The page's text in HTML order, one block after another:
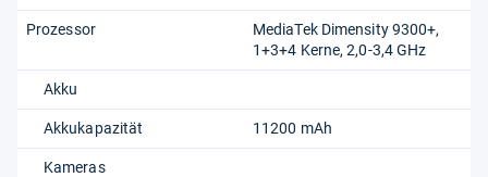
Prozessor
MediaTek Dimensity 9300+,
1+3+4 Kerne, 2,0-3,4 GHz
Akku
Akkukapazität 11200 mAh
Kameras